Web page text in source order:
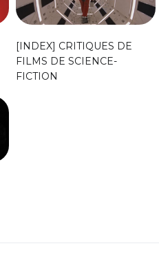
[INDEX] CRITIQUES DE
FILMS DE SCIENCE-
FICTION